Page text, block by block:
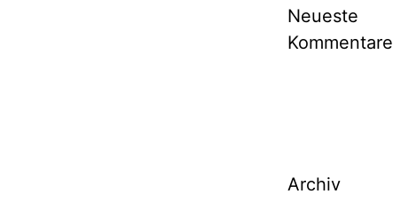
Neueste
Kommentare
Archiv